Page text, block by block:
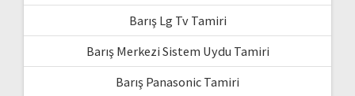
Barış Lg Tv Tamiri
Barış Merkezi Sistem Uydu Tamiri
Barış Panasonic Tamiri